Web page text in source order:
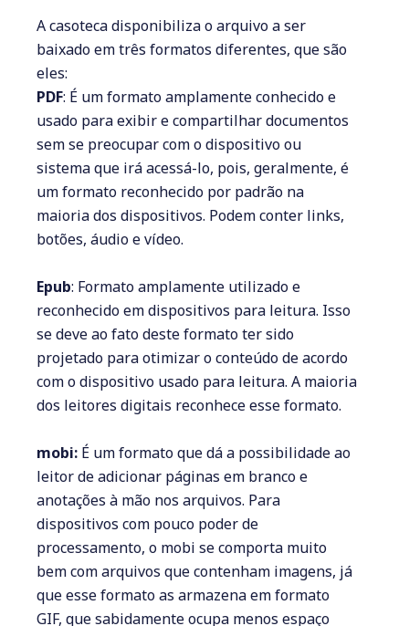
A casoteca disponibiliza o arquivo a ser
baixado em três formatos diferentes, que são
eles:
PDF: É um formato amplamente conhecido e
usado para exibir e compartilhar documentos
sem se preocupar com o dispositivo ou
sistema que irá acessá-lo, pois, geralmente, é
um formato reconhecido por padrão na
maioria dos dispositivos. Podem conter links,
botões, áudio e vídeo.
Epub: Formato amplamente utilizado e
reconhecido em dispositivos para leitura. Isso
se deve ao fato deste formato ter sido
projetado para otimizar o conteúdo de acordo
com o dispositivo usado para leitura. A maioria
dos leitores digitais reconhece esse formato.
mobi: É um formato que dá a possibilidade ao
leitor de adicionar páginas em branco e
anotações à mão nos arquivos. Para
dispositivos com pouco poder de
processamento, o mobi se comporta muito
bem com arquivos que contenham imagens, já
que esse formato as armazena em formato
GIF, que sabidamente ocupa menos espaço